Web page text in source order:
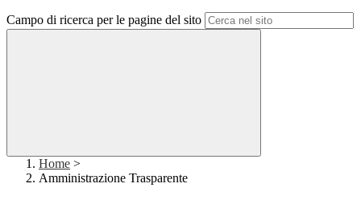
Campo di ricerca per le pagine del sito
Home >
Amministrazione Trasparente